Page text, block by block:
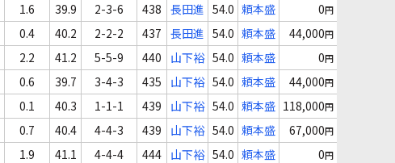
1.6 39.9 2-3-6 438 長田進 54.0 頼本盛 0円
0.4 40.2 2-2-2 437 長田進 54.0 頼本盛 44,000円
2.2 41.2 5-5-9 440 山下裕 54.0 頼本盛 0円
0.6 39.7 3-4-3 435 山下裕 54.0 頼本盛 44,000円
0.1 40.3 1-1-1 439 山下裕 54.0 頼本盛 118,000円
0.7 40.4 4-4-3 439 山下裕 54.0 頼本盛 67,000円
1.9 41.1 4-4-4 444 山下裕 54.0 頼本盛 0円